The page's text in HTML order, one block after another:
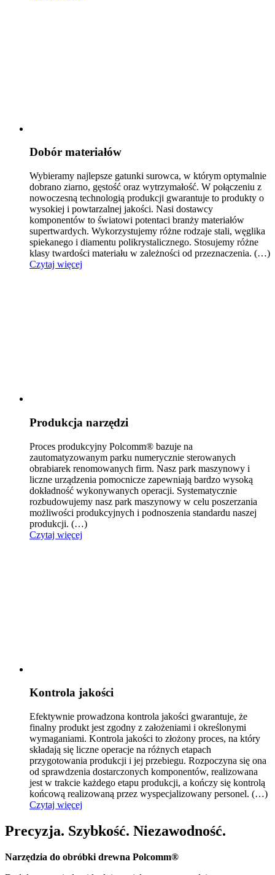
Dobór materiałów
Wybieramy najlepsze gatunki surowca, w którym optymalnie
dobrano ziarno, gęstość oraz wytrzymałość. W połączeniu z
nowoczesną technologią produkcji gwarantuje to produkty o
wysokiej i powtarzalnej jakości. Nasi dostawcy
komponentów to światowi potentaci branży materiałów
supertwardych. Wykorzystujemy różne rodzaje stali, węglika
spiekanego i diamentu polikrystalicznego. Stosujemy różne
klasy twardości materiału w zależności od przeznaczenia. (…)
Czytaj więcej
Produkcja narzędzi
Proces produkcyjny Polcomm® bazuje na
zautomatyzowanym parku numerycznie sterowanych
obrabiarek renomowanych firm. Nasz park maszynowy i
liczne urządzenia pomocnicze zapewniają bardzo wysoką
dokładność wykonywanych operacji. Systematycznie
rozbudowujemy nasz park maszynowy w celu poszerzania
możliwości produkcyjnych i podnoszenia standardu naszej
produkcji. (…)
Czytaj więcej
Kontrola jakości
Efektywnie prowadzona kontrola jakości gwarantuje, że
finalny produkt jest zgodny z założeniami i określonymi
wymaganiami. Kontrola jakości to złożony proces, na który
składają się liczne operacje na różnych etapach
przygotowania produkcji i jej przebiegu. Rozpoczyna się ona
od sprawdzenia dostarczonych komponentów, realizowana
jest w trakcie każdego etapu produkcji, a kończy się kontrolą
końcową realizowaną przez wyspecjalizowany personel. (…)
Czytaj więcej
Precyzja. Szybkość. Niezawodność.
Narzędzia do obróbki drewna Polcomm®